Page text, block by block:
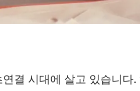
결 시대에 살고 있습니다